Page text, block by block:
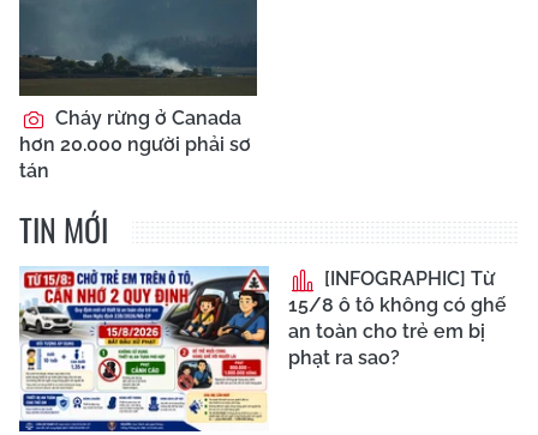
Cháy rừng ở Canada
hơn 20.000 người phải sơ
tán
TIN MỚI
[INFOGRAPHIC] Từ
15/8 ô tô không có ghế
an toàn cho trẻ em bị
phạt ra sao?